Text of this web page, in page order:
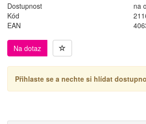
Dostupnost
na
Kód
EAN
Na dotaz
Přihlaste se a nechte si hlídat